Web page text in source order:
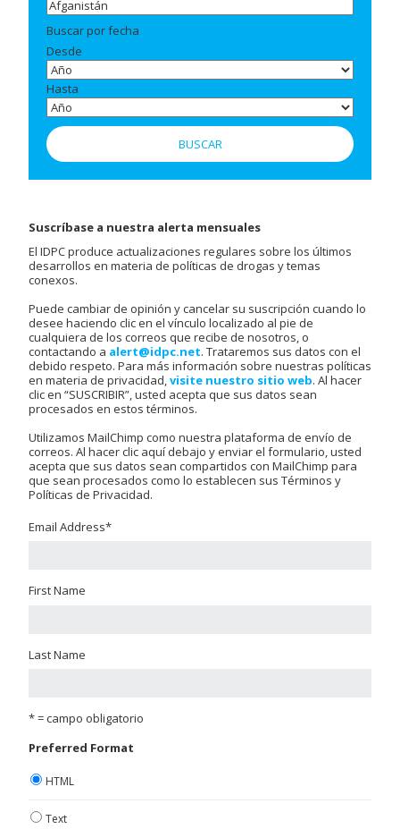
Buscar por fecha
Desde
Hasta
Suscríbase a nuestra alerta mensuales
El IDPC produce actualizaciones regulares sobre los últimos
desarrollos en materia de políticas de drogas y temas
conexos.
Puede cambiar de opinión y cancelar su suscripción cuando lo
desee haciendo clic en el vínculo localizado al pie de
cualquiera de los correos que recibe de nosotros, o
contactando a alert@idpc.net. Trataremos sus datos con el
debido respeto. Para más información sobre nuestras políticas
en materia de privacidad,visite nuestro sitio web. Al hacer
clic en “SUSCRIBIR”, usted acepta que sus datos sean
procesados en estos términos.
Utilizamos MailChimp como nuestra plataforma de envío de
correos. Al hacer clic aquí debajo y enviar el formulario, usted
acepta que sus datos sean compartidos con MailChimp para
que sean procesados como lo establecen sus Términos y
Políticas de Privacidad.
Email Address*
First Name
Last Name
* = campo obligatorio
Preferred Format
HTML
Text